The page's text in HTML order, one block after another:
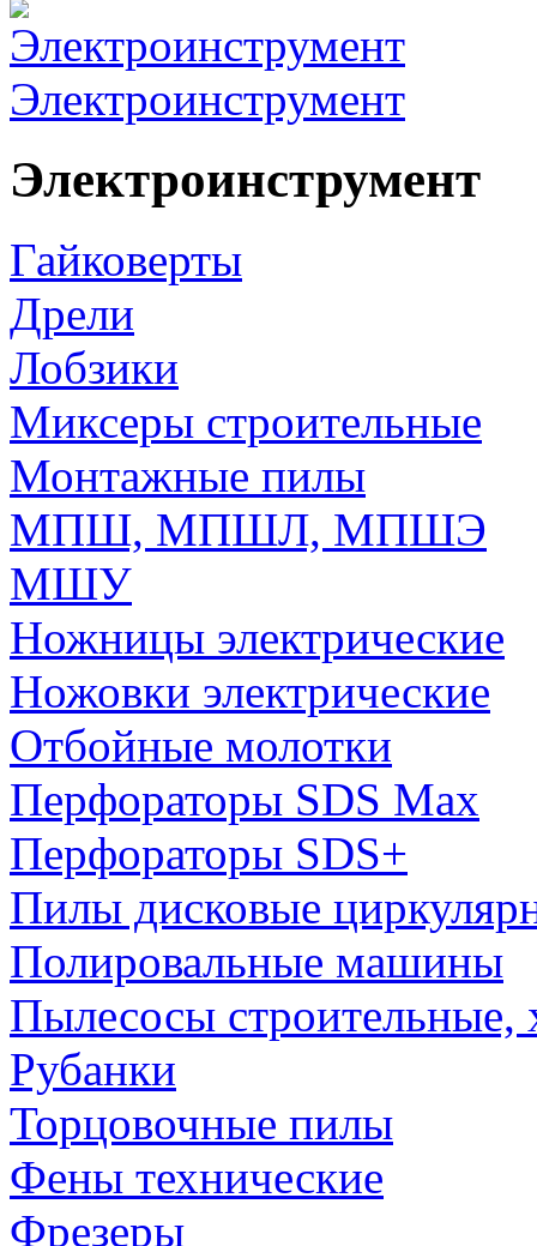
Электроинструмент
Электроинструмент
Гайковерты
Дрели
Лобзики
Миксеры строительные
Монтажные пилы
МПШ, МПШЛ, МПШЭ
МШУ
Ножницы электрические
Ножовки электрические
Отбойные молотки
Перфораторы SDS Max
Перфораторы SDS+
Пилы дисковые
Полировальные машины
Пылесосы строительные,
Рубанки
Торцовочные пилы
Фены технические
Фрезеры